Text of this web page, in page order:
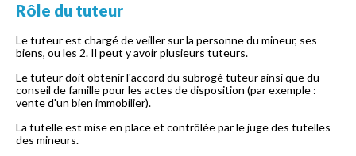
Rôle du tuteur
Le tuteur est chargé de veiller sur la personne du mineur, ses
biens, ou les 2. Il peut y avoir plusieurs tuteurs.
Le tuteur doit obtenir l'accord du subrogé tuteur ainsi que du
conseil de famille pour les actes de disposition (par exemple :
vente d'un bien immobilier).
La tutelle est mise en place et contrôlée par le juge des tutelles
des mineurs.